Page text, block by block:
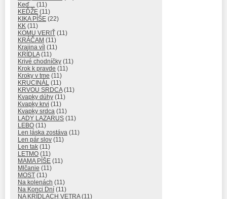
Keď… (11)
KEĎŽE (11)
KIKA PÍŠE (22)
KK (11)
KOMU VERIŤ (11)
KRÁČAM (11)
Krajina víl (11)
KRÍDLA(11)
Krivé chodníčky (11)
Krok k pravde (11)
Kroky v tme (11)
KRUCINÁL (11)
KRVOU SRDCA(11)
Kvapky dúhy (11)
Kvapky krvi (11)
Kvapky srdca (11)
LADY LAZARUS (11)
LEBO (11)
Len láska zostáva (11)
Len pár slov (11)
Len tak (11)
LETMO (11)
MAMA PÍŠE (11)
Mlčanie (11)
MOST (11)
Na kolenách (11)
Na Konci Dní (11)
NA KRÍDLACH VETRA(11)